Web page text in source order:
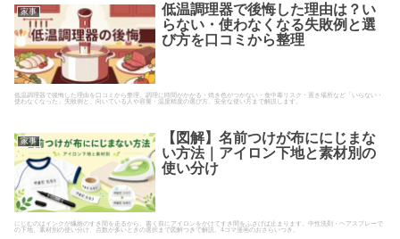
家事
低温調理器で後悔した理由は？い
らない・使わなくなる失敗例と選
び方を口コミから整理
低温調理器で後悔した理由を口コミから整理。調理に時間がかかる・焼き色がつかない・食中毒リスク・置き場所など「いらない・
使わなくなった」失敗例と、向いている人や容量・温度精度の選び方、安全な使い方まで解説します。
家事
【図解】名前つけが布ににじまな
い方法｜アイロン下地と素材別の
使い分け
にじむのはインクが繊維のすき間を走るから。書く前にアイロンをかけてすき間をふさげば止まります。中性洗剤・ヘアスプレーで
の下地、素材別の使い分け、点数が多いときの選択まで図解つきで解説。4コマ漫画のおさらいつき。